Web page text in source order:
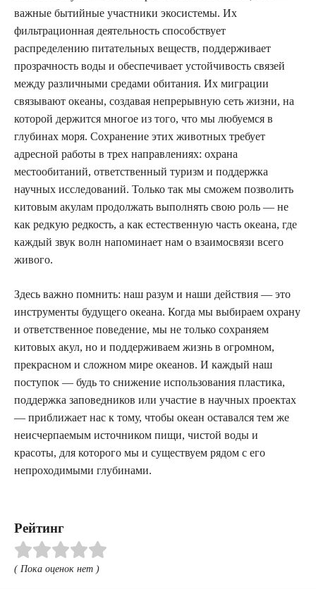
важные бытийные участники экосистемы. Их
фильтрационная деятельность способствует
распределению питательных веществ, поддерживает
прозрачность воды и обеспечивает устойчивость связей
между различными средами обитания. Их миграции
связывают океаны, создавая непрерывную сеть жизни, на
которой держится многое из того, что мы любуемся в
глубинах моря. Сохранение этих животных требует
адресной работы в трех направлениях: охрана
местообитаний, ответственный туризм и поддержка
научных исследований. Только так мы сможем позволить
китовым акулам продолжать выполнять свою роль — не
как редкую редкость, а как естественную часть океана, где
каждый звук волн напоминает нам о взаимосвязи всего
живого.
Здесь важно помнить: наш разум и наши действия — это
инструменты будущего океана. Когда мы выбираем охрану
и ответственное поведение, мы не только сохраняем
китовых акул, но и поддерживаем жизнь в огромном,
прекрасном и сложном мире океанов. И каждый наш
поступок — будь то снижение использования пластика,
поддержка заповедников или участие в научных проектах
— приближает нас к тому, чтобы океан оставался тем же
неисчерпаемым источником пищи, чистой воды и
красоты, для которого мы и существуем рядом с его
непроходимыми глубинами.
Рейтинг
( Пока оценок нет )